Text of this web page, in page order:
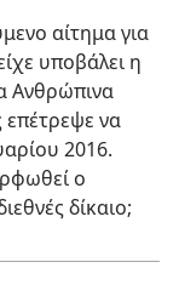
αίτημαγια
υποβάλει η
Ανθρώπινα
επέτρεψε να
2016.
ο
δίκαιο;